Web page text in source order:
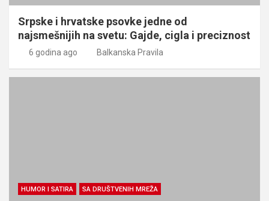
Srpske i hrvatske psovke jedne od
najsmešnijih na svetu: Gajde, cigla i preciznost
6 godina ago Balkanska Pravila
HUMOR I SATIRA SA DRUŠTVENIH MREŽA